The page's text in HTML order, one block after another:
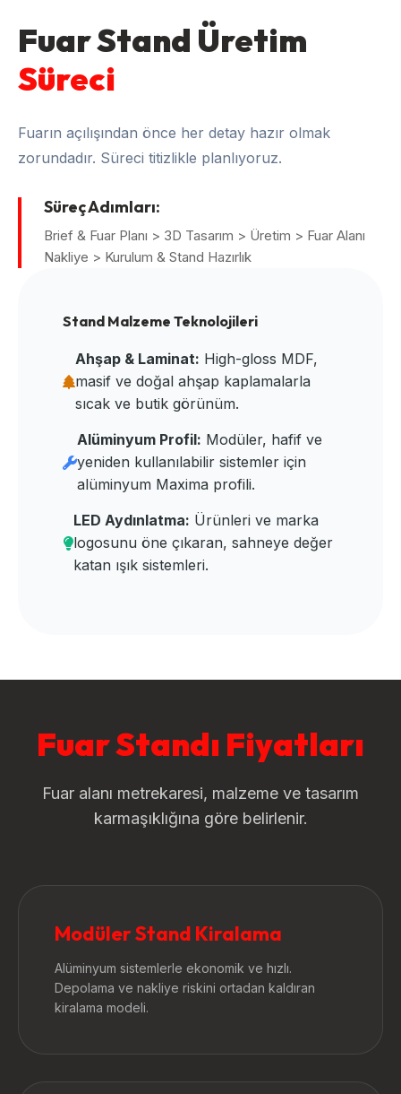
Fuar Stand Üretim
Süreci
Fuarın açılışından önce her detay hazır olmak
zorundadır. Süreci titizlikle planlıyoruz.
Süreç Adımları:
Brief & Fuar Planı > 3D Tasarım > Üretim > Fuar Alanı
Nakliye > Kurulum & Stand Hazırlık
Stand Malzeme Teknolojileri
Ahşap & Laminat: High-gloss MDF,
masif ve doğal ahşap kaplamalarla
sıcak ve butik görünüm.
Alüminyum Profil: Modüler, hafif ve
yeniden kullanılabilir sistemler için
alüminyum Maxima profili.
LED Aydınlatma: Ürünleri ve marka
logosunu öne çıkaran, sahneye değer
katan ışık sistemleri.
Fuar Standı Fiyatları
Fuar alanı metrekaresi, malzeme ve tasarım
karmaşıklığına göre belirlenir.
Modüler Stand Kiralama
Alüminyum sistemlerle ekonomik ve hızlı.
Depolama ve nakliye riskini ortadan kaldıran
kiralama modeli.